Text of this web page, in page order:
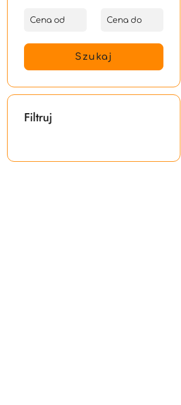
Szukaj
Filtruj